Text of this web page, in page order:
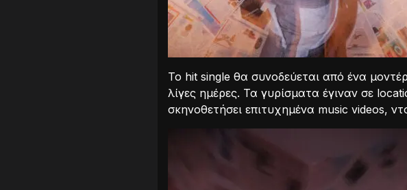
Το hit single θα συνοδεύεται από ένα
λίγες ημέρες. Τα γυρίσματα έγιναν σε
σκηνοθετήσει επιτυχημένα music videos,